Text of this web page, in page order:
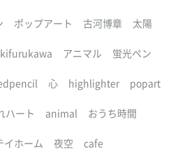
ポップアート 古河博章 太陽
アニマル 蛍光ペン
心 highlighter popart
ハート animal おうち時間
イホーム 夜空 cafe